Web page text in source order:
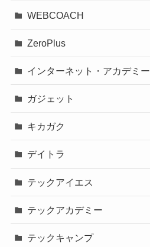
WEBCOACH
ZeroPlus
インターネット・アカデミー
ガジェット
キカガク
デイトラ
テックアイエス
テックアカデミー
テックキャンプ